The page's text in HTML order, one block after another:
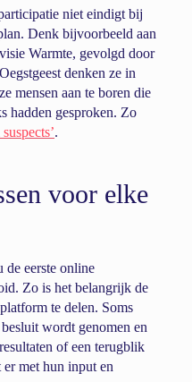
niet eindigt bij
Denk bijvoorbeeld aan
Warmte, gevolgd door
denken ze in
mensen aan te boren die
hadden gesproken. Zo
.
voor elke
eerste online
Zo is het belangrijk de
te delen. Soms
wordt genomen en
of een terugblik
met hun input en